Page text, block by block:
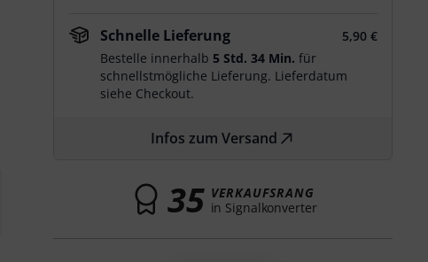
Schnelle Lieferung
5,90 €
Bestelle innerhalb 5 Std. 33 Min. für
schnellstmögliche Lieferung. Lieferdatum
siehe Checkout.
Infos zum Versand
35 VERKAUFSRANG
in Signalkonverter